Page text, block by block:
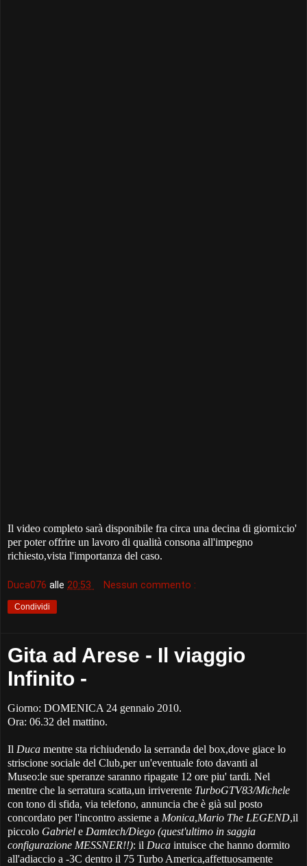
Il video completo sarà disponibile fra circa una decina di giorni:cio'
per poter offrire un lavoro di qualità consona all'impegno
richiesto,vista l'importanza del caso.
Duca076 alle 20:53 Nessun commento :
Condividi
Gita ad Arese - Il viaggio
Infinito -
Giorno: DOMENICA 24 gennaio 2010.
Ora: 06.32 del mattino.
Il Duca mentre sta richiudendo la serranda del box,dove giace lo
striscione sociale del Club,per un'eventuale foto davanti al
Museo:le sue speranze saranno ripagate 12 ore piu' tardi. Nel
mentre che la serratura scatta,un irriverente TurboGTV83/Michele
con tono di sfida, via telefono, annuncia che è già sul posto
concordato per l'incontro assieme a Monica,Mario The LEGEND,il
piccolo Gabriel e Damtech/Diego (quest'ultimo in saggia
configurazione MESSNER!!): il Duca intuisce che hanno dormito
all'adiaccio a -3C dentro il 75 Turbo America,affettuosamente